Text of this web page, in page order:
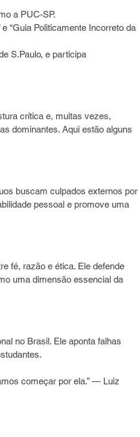
a PUC-SP.
“Guia Politicamente Incorreto da
S.Paulo, e participa
crítica e, muitas vezes,
dominantes. Aqui estão alguns
buscam culpados externos por
pessoal e promove uma
fé, razão e ética. Ele defende
uma dimensão essencial da
no Brasil. Ele aponta falhas
começar por ela.” — Luiz